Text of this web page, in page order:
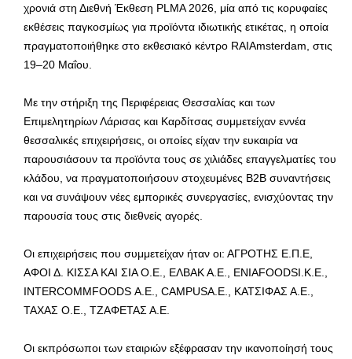
χρονιά στη Διεθνή Έκθεση PLMA 2026, μία από τις κορυφαίες
εκθέσεις παγκοσμίως για προϊόντα ιδιωτικής ετικέτας, η οποία
πραγματοποιήθηκε στο εκθεσιακό κέντρο RAIAmsterdam, στις
19–20 Μαΐου.
Με την στήριξη της Περιφέρειας Θεσσαλίας και των
Επιμελητηρίων Λάρισας και Καρδίτσας συμμετείχαν εννέα
θεσσαλικές επιχειρήσεις, οι οποίες είχαν την ευκαιρία να
παρουσιάσουν τα προϊόντα τους σε χιλιάδες επαγγελματίες του
κλάδου, να πραγματοποιήσουν στοχευμένες Β2Β συναντήσεις
και να συνάψουν νέες εμπορικές συνεργασίες, ενισχύοντας την
παρουσία τους στις διεθνείς αγορές.
Οι επιχειρήσεις που συμμετείχαν ήταν οι: ΑΓΡΟΤΗΣ Ε.Π.Ε,
ΑΦΟΙ Δ. ΚΙΣΣΑ ΚΑΙ ΣΙΑ Ο.Ε., ΕΛΒΑΚ Α.Ε., ENIAFOODSI.K.E.,
INTERCOMMFOODS Α.Ε., CAMPUSA.E., ΚΑΤΣΙΦΑΣ Α.Ε.,
ΤΑΧΑΣ Ο.Ε., ΤΖΑΦΕΤΑΣ Α.Ε.
Οι εκπρόσωποι των εταιριών εξέφρασαν την ικανοποίησή τους